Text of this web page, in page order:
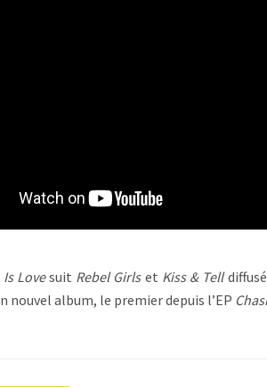
Lovesuit Rebel Girlset Kiss & Tell
nouvel album, le premier depuis l’EP